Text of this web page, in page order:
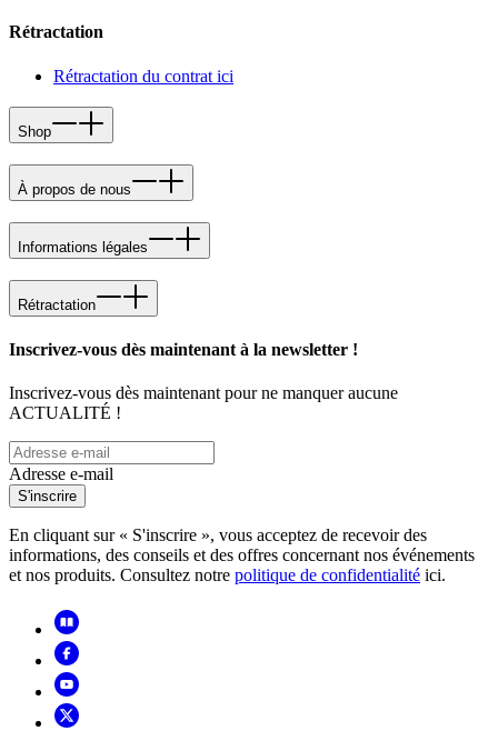
Rétractation
Rétractation du contrat ici
Shop
À propos de nous
Informations légales
Rétractation
Inscrivez-vous dès maintenant à la newsletter !
Inscrivez-vous dès maintenant pour ne manquer aucune
ACTUALITÉ !
Adresse e-mail
S'inscrire
En cliquant sur « S'inscrire », vous acceptez de recevoir des
informations, des conseils et des offres concernant nos événements
et nos produits. Consultez notre politique de confidentialité ici.